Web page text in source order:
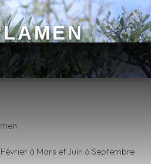
à Mars et Juin à Septembre